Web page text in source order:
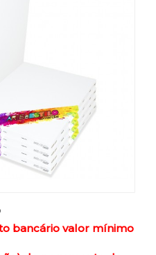
bancário valor mínimo